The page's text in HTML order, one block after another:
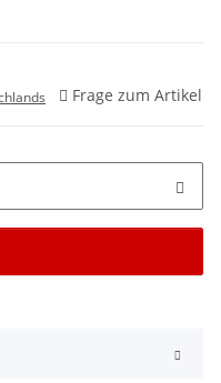
Frage zum Artikel